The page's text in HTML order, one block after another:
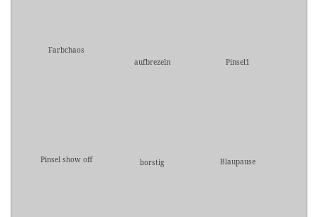
Farbchaos
aufbrezeln
Pinsel1
Pinsel show off borstig Blaupause